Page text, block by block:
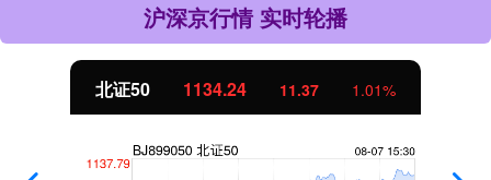
沪深京行情 实时轮播
北证50 1134.24 11.37 1.01%